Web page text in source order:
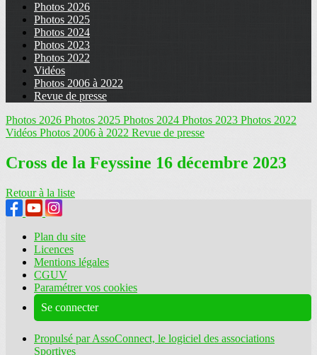
Photos 2026
Photos 2025
Photos 2024
Photos 2023
Photos 2022
Vidéos
Photos 2006 à 2022
Revue de presse
Photos 2026 Photos 2025 Photos 2024 Photos 2023 Photos 2022
Vidéos Photos 2006 à 2022 Revue de presse
Cross de la Feyssine 16 décembre 2023
Retour à la liste
Plan du site
Licences
Mentions légales
CGUV
Paramétrer vos cookies
Se connecter
Propulsé par AssoConnect, le logiciel des associations
Sportives